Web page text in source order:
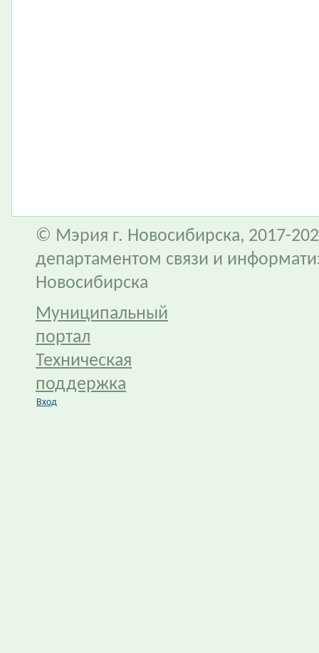
© Мэрия г. Новосибирска, 2017-
департаментом связи и
Новосибирска
Муниципальный
портал
Техническая
поддержка
Вход